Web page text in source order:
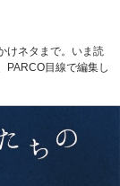
けネタまで。いま読
PARCO目線で編集し